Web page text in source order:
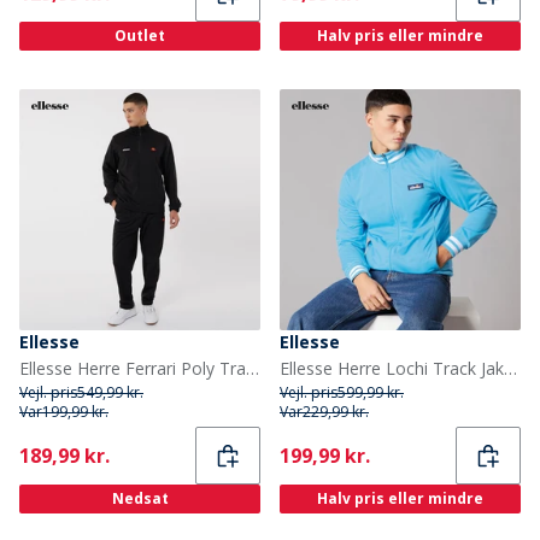
Outlet Halv pris eller mindre
Ellesse
Ellesse Herre Ferrari Poly Tracksuit Sort
Vejl. pris549,99 kr.
Var199,99 kr.
Current
189,99 kr.
Nedsat
Ellesse
Ellesse Herre Lochi Track Jakke Blå
Vejl. pris599,99 kr.
Var229,99 kr.
Current
199,99 kr.
Halv pris eller mindre